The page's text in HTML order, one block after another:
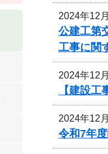
2024年12
公建工第
工事に関
2024年12
【建設
2024年12
令和7年